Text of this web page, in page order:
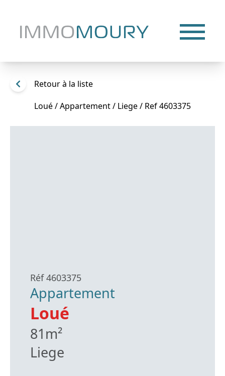
Retour à la liste
Loué / Appartement / Liege / Ref 4603375
Réf 4603375
Appartement
Loué
81m²
Liege